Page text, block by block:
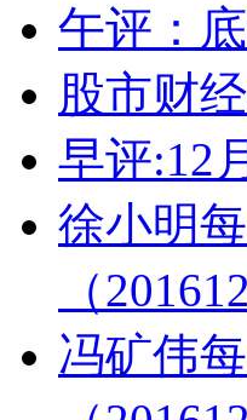
午评：
股市财
早评:12
徐小明
（
冯矿伟